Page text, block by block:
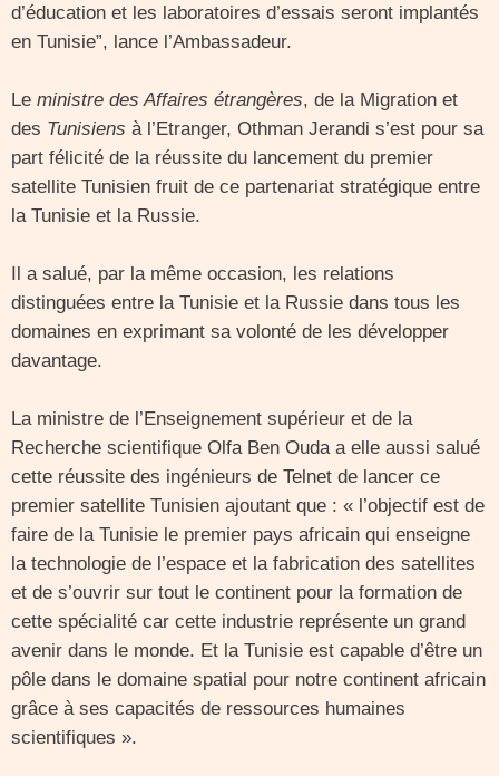
d’éducation et les laboratoires d’essais seront implantés
en Tunisie”, lance l’Ambassadeur.
Le ministre des Affaires étrangères, de la Migration et
des Tunisiens à l’Etranger, Othman Jerandi s’est pour sa
part félicité de la réussite du lancement du premier
satellite Tunisien fruit de ce partenariat stratégique entre
la Tunisie et la Russie.
Il a salué, par la même occasion, les relations
distinguées entre la Tunisie et la Russie dans tous les
domaines en exprimant sa volonté de les développer
davantage.
La ministre de l’Enseignement supérieur et de la
Recherche scientifique Olfa Ben Ouda a elle aussi salué
cette réussite des ingénieurs de Telnet de lancer ce
premier satellite Tunisien ajoutant que : « l’objectif est de
faire de la Tunisie le premier pays africain qui enseigne
la technologie de l’espace et la fabrication des satellites
et de s’ouvrir sur tout le continent pour la formation de
cette spécialité car cette industrie représente un grand
avenir dans le monde. Et la Tunisie est capable d’être un
pôle dans le domaine spatial pour notre continent africain
grâce à ses capacités de ressources humaines
scientifiques ».